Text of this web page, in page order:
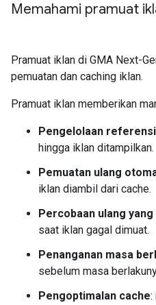
Memahami pramuat
Pramuat iklan di GMA Next-
pemuatan dan caching iklan.
Pramuat iklan memberikan
Pengelolaan referensi
hingga iklan ditampilkan.
Pemuatan ulang
iklan diambil dari cache.
Percobaan ulang
saat iklan gagal dimuat.
Penanganan masa
sebelum masa
Pengoptimalan cache: